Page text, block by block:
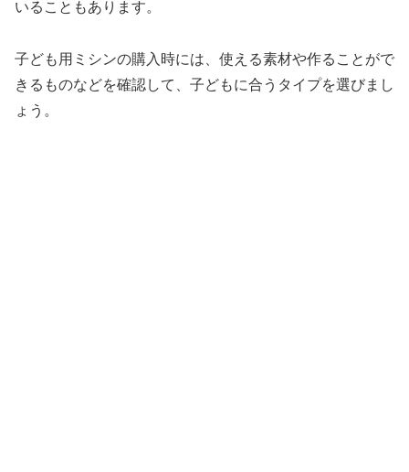
いることもあります。
子ども用ミシンの購入時には、使える素材や作ることがで
きるものなどを確認して、子どもに合うタイプを選びまし
ょう。